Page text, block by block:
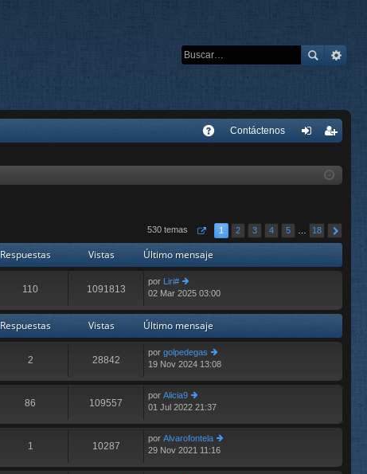
Contáctenos
ar
ist
rs
530 temas 1 2 3 4 5 18
Respuestas Vistas Último mensaje
110 1091813
por Liri#
er
o
e
n
e
02 Mar 2025 03:00
Respuestas Vistas Último mensaje
2 28842
por golpedegas
er
m
e
n
s
19 Nov 2024 13:08
86 109557
por Alicia9
er
o
m
e
01 Jul 2022 21:37
1 10287
por Alvarofontela
er
29 Nov 2021 11:16